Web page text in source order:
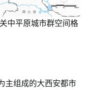
中平原城市群空间格
主组成的大西安都市